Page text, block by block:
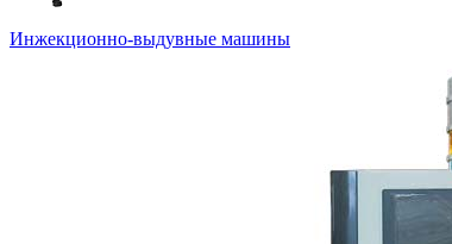
Инжекционно-выдувные машины